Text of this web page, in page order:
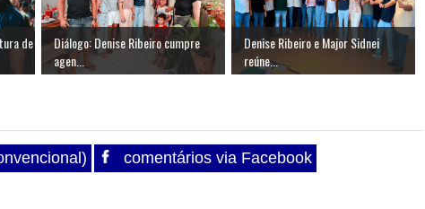
de
Diálogo: Denise Ribeiro cumpre
agen...
Denise Ribeiro e Major Sidnei
reúne...
comentários via Facebook